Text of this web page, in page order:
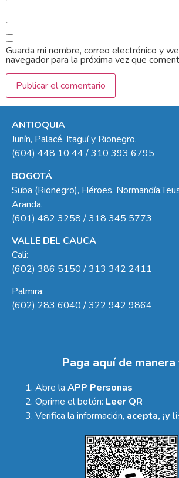
Guarda mi nombre, correo electrónico y
navegador para la próxima vez que
ANTIOQUIA
Junín, Palacé, Itagüí y Rionegro.
(604) 448 10 44 / 310 393 6795
BOGOTÁ
Suba (Rionegro), Héroes,
Aranda.
(601) 482 3258 / 318 345 5773
VALLE DEL CAUCA
Cali:
(602) 386 5150 / 313 342 2411
Palmira:
(602) 283 6040 / 322 942 9864
Paga aquí de
Abre la APP Personas
Oprime el botón: Leer QR
Verifica la información, acepta, ¡y